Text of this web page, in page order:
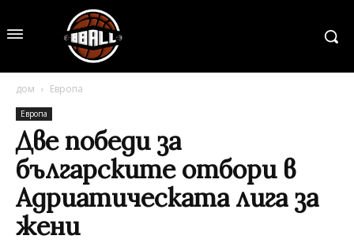
дом Европа
Европа
Две победи за
българските отбори в
Адриатическата лига за
жени